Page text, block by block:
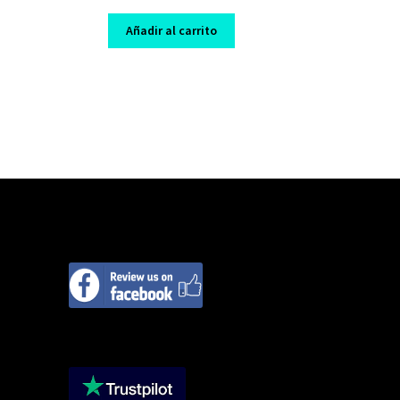
was:
$ 49,00.
is:
$ 10,00.
Añadir al carrito